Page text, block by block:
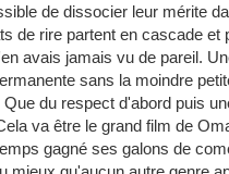
de dissocier leur mérite
de rire partent en cascade et
avais jamais vu de pareil.
sans la moindre
du respect d'abord puis
va être le grand film de
gagné ses galons de